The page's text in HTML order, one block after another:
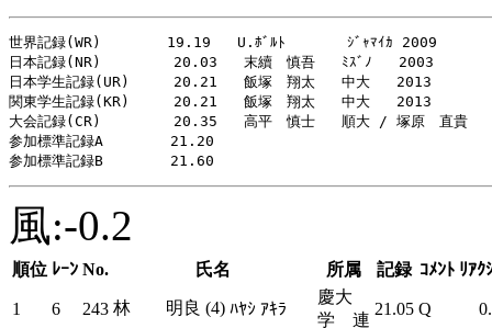
世界記録(WR)　　　　 19.19   U.ﾎﾞﾙﾄ       ｼﾞｬﾏｲｶ 2009
日本記録(NR)   　　  20.03   末續　慎吾   ﾐｽﾞﾉ   2003
日本学生記録(UR)     20.21   飯塚　翔太   中大   2013
関東学生記録(KR)     20.21   飯塚　翔太   中大   2013
大会記録(CR)   　　  20.35   高平　慎士   順大 / 塚原　直貴
参加標準記録A  　    21.20
風:-0.2
順位 ﾚｰﾝ No. 氏名 所属 記録 ｺﾒﾝﾄ ﾘｱｸ
1 6 243 林 明良 (4) ﾊﾔｼ ｱｷﾗ
慶大
学 連
21.05 Q